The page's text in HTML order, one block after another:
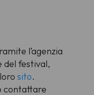
l’agenzia
del festival,
sito.
contattare